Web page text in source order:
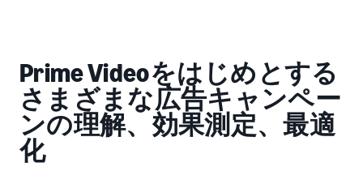
Prime Videoをはじめとする
さまざまな広告キャンペー
ンの理解、効果測定、最適
化